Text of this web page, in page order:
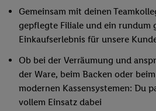
Gemeinsam mit deinen
gepflegte Filiale und ein rundum
Einkaufserlebnis für unsere
Ob bei der Verräumung und
der Ware, beim Backen oder
modernen Kassensystemen: Du
vollem Einsatz dabei